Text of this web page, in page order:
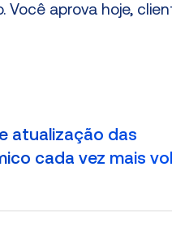
Você aprova hoje,
atualização das
cada vez mais